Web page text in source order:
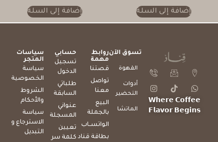
إضافة إلى السلة إضافة إلى السلة
𝗪𝗵𝗲𝗿𝗲 𝗖𝗼𝗳𝗳𝗲𝗲
𝗙𝗹𝗮𝘃𝗼𝗿 𝗕𝗲𝗴𝗶𝗻𝘀
تسوق الآن
القهوة
أدوات
التحضير
الماتشا
روابط
مهمة
قصتنا
تواصل
معنا
البيع
بالجملة
الواتســاب
بطاقة قناد
حسابي
تسجيل
الدخول
طلباتي
السابقة
عنواني
المسجلة
تعيين
كلمة سر
سياسات
المتجر
سياسة
الخصوصية
الشروط
والأحكام
سياسة
الاسترجاع و
التبديل